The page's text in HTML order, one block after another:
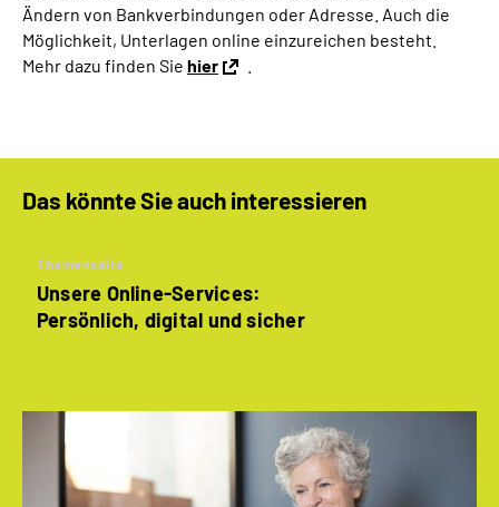
Mein Kundenportal
Ändern von Bankverbindungen oder Adresse. Auch die
Möglichkeit, Unterlagen online einzureichen besteht.
Mehr dazu finden Sie hier
Das könnte Sie auch interessieren
Themenseite
Unsere Online-Services:
Persönlich, digital und sicher